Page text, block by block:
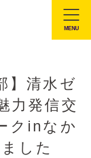
MENU
】清水ゼ
力発信交
クinなか
した